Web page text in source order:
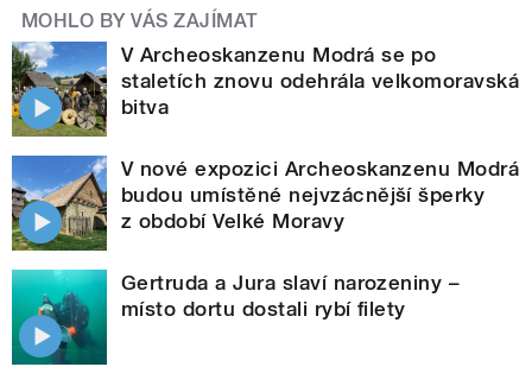
MOHLO BY VÁS ZAJÍMAT
V Archeoskanzenu Modrá se po
staletích znovu odehrála velkomoravská
bitva
V nové expozici Archeoskanzenu Modrá
budou umístěné nejvzácnější šperky
z období Velké Moravy
Gertruda a Jura slaví narozeniny –
místo dortu dostali rybí filety